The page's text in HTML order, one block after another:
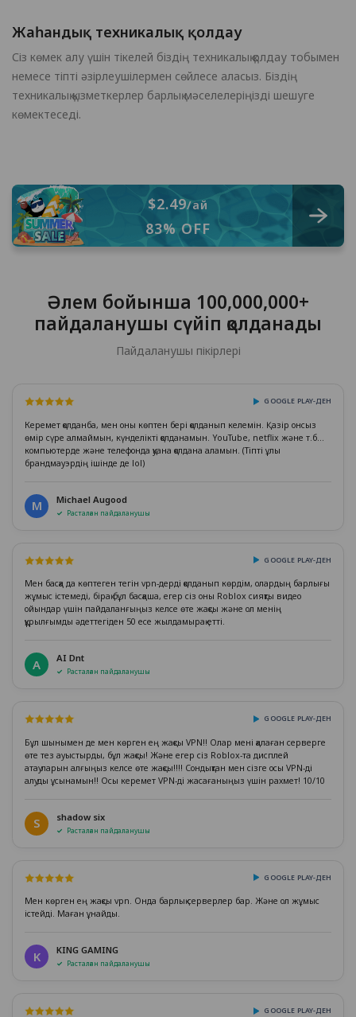
Жаһандық техникалық қолдау
Сіз көмек алу үшін тікелей біздің техникалық қолдау тобымен
немесе тіпті әзірлеушілермен сөйлесе аласыз. Біздің
техникалық қызметкерлер барлық мәселелеріңізді шешуге
көмектеседі.
$2.49/ай
83% OFF
Әлем бойынша 100,000,000+
пайдаланушы сүйіп қолданады
Пайдаланушы пікірлері
GOOGLE PLAY-ДЕН
Керемет қолданба, мен оны көптен бері қолданып келемін. Қазір онсыз
өмір сүре алмаймын, күнделікті қолданамын. YouTube, netflix және т.б...
компьютерде және телефонда қуана қолдана аламын. (Тіпті ұлы
брандмауэрдің ішінде де lol)
M Michael Augood
Расталған пайдаланушы
GOOGLE PLAY-ДЕН
Мен басқа да көптеген тегін vpn-дерді қолданып көрдім, олардың барлығы
жұмыс істемеді, бірақ бұл басқаша, егер сіз оны Roblox сияқты видео
ойындар үшін пайдаланғыңыз келсе өте жақсы және ол менің
құрылғымды әдеттегіден 50 есе жылдамырақ етті.
A AI Dnt
Расталған пайдаланушы
GOOGLE PLAY-ДЕН
Бұл шынымен де мен көрген ең жақсы VPN!! Олар мені қалаған серверге
өте тез ауыстырды, бұл жақсы! Және егер сіз Roblox-та дисплей
атауларын алғыңыз келсе өте жақсы!!!! Сондықтан мен сізге осы VPN-ді
алуды ұсынамын!! Осы керемет VPN-ді жасағаныңыз үшін рахмет! 10/10
S shadow six
Расталған пайдаланушы
GOOGLE PLAY-ДЕН
Мен көрген ең жақсы vpn. Онда барлық серверлер бар. Және ол жұмыс
істейді. Маған ұнайды.
K KING GAMING
Расталған пайдаланушы
GOOGLE PLAY-ДЕН